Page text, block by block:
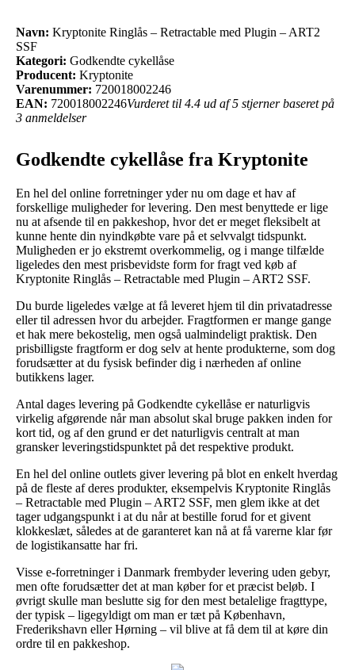
Navn: Kryptonite Ringlås – Retractable med Plugin – ART2
SSF
Kategori: Godkendte cykellåse
Producent: Kryptonite
Varenummer: 720018002246
EAN: 720018002246Vurderet til 4.4 ud af 5 stjerner baseret på
3 anmeldelser
Godkendte cykellåse fra Kryptonite
En hel del online forretninger yder nu om dage et hav af
forskellige muligheder for levering. Den mest benyttede er lige
nu at afsende til en pakkeshop, hvor det er meget fleksibelt at
kunne hente din nyindkøbte vare på et selvvalgt tidspunkt.
Muligheden er jo ekstremt overkommelig, og i mange tilfælde
ligeledes den mest prisbevidste form for fragt ved køb af
Kryptonite Ringlås – Retractable med Plugin – ART2 SSF.
Du burde ligeledes vælge at få leveret hjem til din privatadresse
eller til adressen hvor du arbejder. Fragtformen er mange gange
et hak mere bekostelig, men også ualmindeligt praktisk. Den
prisbilligste fragtform er dog selv at hente produkterne, som dog
forudsætter at du fysisk befinder dig i nærheden af online
butikkens lager.
Antal dages levering på Godkendte cykellåse er naturligvis
virkelig afgørende når man absolut skal bruge pakken inden for
kort tid, og af den grund er det naturligvis centralt at man
gransker leveringstidspunktet på det respektive produkt.
En hel del online outlets giver levering på blot en enkelt hverdag
på de fleste af deres produkter, eksempelvis Kryptonite Ringlås
– Retractable med Plugin – ART2 SSF, men glem ikke at det
tager udgangspunkt i at du når at bestille forud for et givent
klokkeslæt, således at de garanteret kan nå at få varerne klar før
de logistikansatte har fri.
Visse e-forretninger i Danmark frembyder levering uden gebyr,
men ofte forudsætter det at man køber for et præcist beløb. I
øvrigt skulle man beslutte sig for den mest betalelige fragttype,
der typisk – ligegyldigt om man er tæt på København,
Frederikshavn eller Hørning – vil blive at få dem til at køre din
ordre til en pakkeshop.